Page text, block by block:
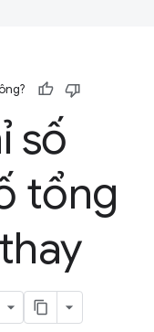
số
tổng